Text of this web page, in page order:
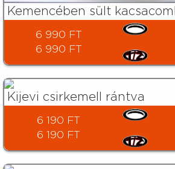
Kemencében sült
6 990 FT
6 990 FT
Kijevi csirkemell rántva
6 190 FT
6 190 FT